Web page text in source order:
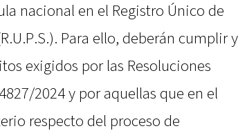
nacional en el Registro Único de
Para ello, deberán cumplir y
exigidos por las Resoluciones
2024 y por aquellas que en el
respecto del proceso de